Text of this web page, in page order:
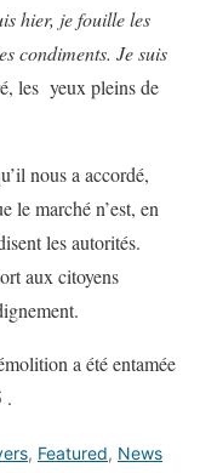
hier, je fouille les
condiments. Je suis
les yeux pleins de
nous a accordé,
le marché n’est, en
les autorités.
aux citoyens
a été entamée
.
, Featured, News